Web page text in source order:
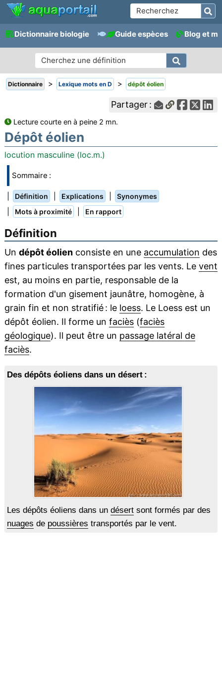
Dictionnaire biologie Guide espèces Blog et
Dictionnaire > Lexique mots en D > dépôt éolien
Partager :
Lecture courte en à peine 2 mn.
Dépôt éolien
locution masculine (loc.m.)
Sommaire :
Définition Explications Synonymes
Mots à proximité En rapport
Définition
Un dépôt éolienconsiste en une accumulation des
fines particules transportées par les vents. Le vent
est, au moins en partie, responsable de la
formation d'un gisement jaunâtre, homogène, à
grain fin et non stratifié : le loess. Le Loess est un
dépôt éolien. Il forme un faciès(faciès
géologique). Il peut être un passage latéral de
faciès.
Des dépôts éoliens dans un désert :
Les dépôts éoliens dans un désertsont formés par des
nuages de poussières transportés par le vent.